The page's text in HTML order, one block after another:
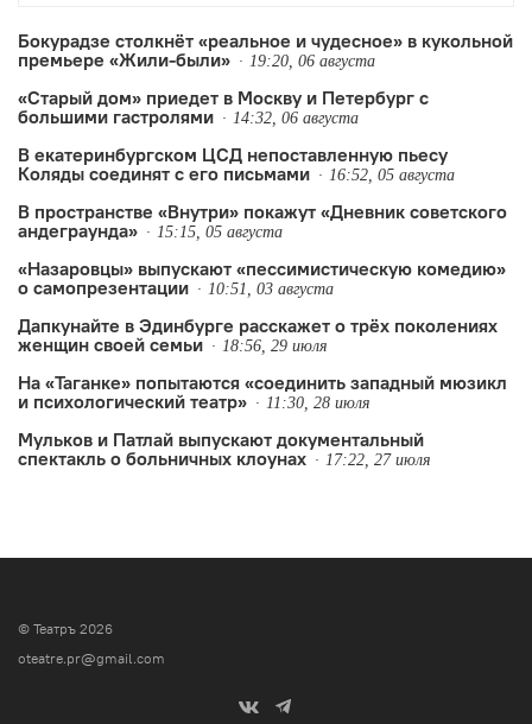
его близкие.
Бокурадзе столкнëт «реальное и чудесное» в кукольной
премьере «Жили-были»
19:20, 06 августа
«Старый дом» приедет в Москву и Петербург с
большими гастролями
14:32, 06 августа
В екатеринбургском ЦСД непоставленную пьесу
Коляды соединят с его письмами
16:52, 05 августа
В пространстве «Внутри» покажут «Дневник советского
андеграунда»
15:15, 05 августа
«Назаровцы» выпускают «пессимистическую комедию»
о самопрезентации
10:51, 03 августа
Дапкунайте в Эдинбурге расскажет о трёх поколениях
женщин своей семьи
18:56, 29 июля
На «Таганке» попытаются «соединить западный мюзикл
и психологический театр»
11:30, 28 июля
Мульков и Патлай выпускают документальный
спектакль о больничных клоунах
17:22, 27 июля
© Театръ 2026
oteatre.pr@gmail.com